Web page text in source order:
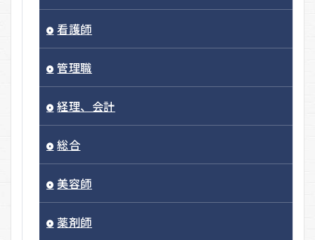
看護師
管理職
経理、会計
総合
美容師
薬剤師